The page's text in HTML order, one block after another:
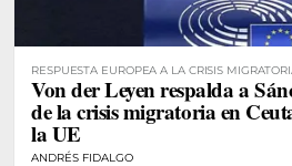
RESPUESTA EUROPEA A LA CRISIS
Von der Leyen respalda a
de la crisis migratoria en
la UE
ANDRÉS FIDALGO